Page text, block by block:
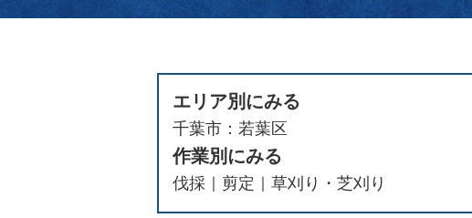
エリア別にみる
千葉市 若葉区
作業別にみる
伐採 剪定 草刈り・芝刈り